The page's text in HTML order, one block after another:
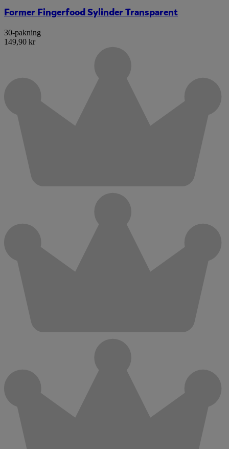
Former Fingerfood Sylinder Transparent
30-pakning
149,90 kr